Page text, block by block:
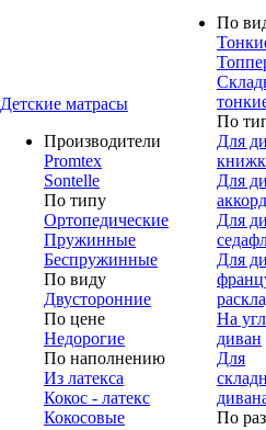
Детские матрасы
Производители
Promtex
Sontelle
По типу
Ортопедические
Пружинные
Беспружинные
По виду
Двусторонние
По цене
Недорогие
По наполнению
Из латекса
Кокос - латекс
Кокосовые
По
По
Для
Для
Для
Для
На
диван
Для
По